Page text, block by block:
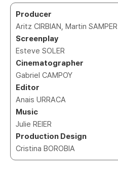
Producer
Aritz CIRBIAN, Martin SAMPER
Screenplay
Esteve SOLER
Cinematographer
Gabriel CAMPOY
Editor
Anais URRACA
Music
Julie REIER
Production Design
Cristina BOROBIA